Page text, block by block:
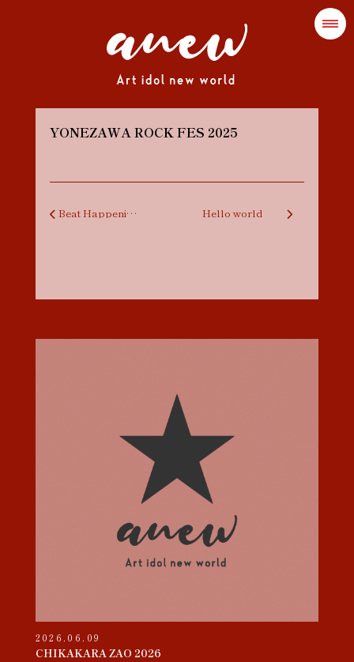
YONEZAWA ROCK FES 2025
投稿ナビゲーション
Beat Happening！晴れ、時々はる陽。 Hello world
2026.06.09
CHIKAKARA ZAO 2026